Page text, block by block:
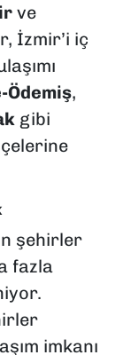
ve
İzmir’i iç
Ödemiş,
gibi
şehirler
fazla
imkanı